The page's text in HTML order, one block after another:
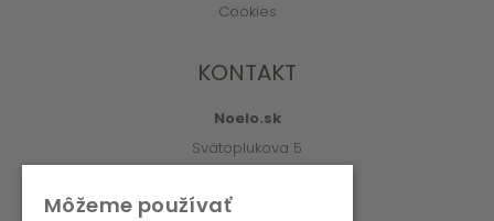
Cookies
KONTAKT
Noelo.sk
Svätoplukova 5
info@noelo.sk
Môžeme používať